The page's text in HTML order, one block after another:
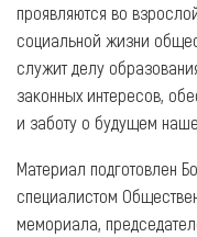
проявляются во
социальной жизни
служит делу
законных интересов,
и заботу о будущем
Материал подготовлен
специалистом
мемориала,